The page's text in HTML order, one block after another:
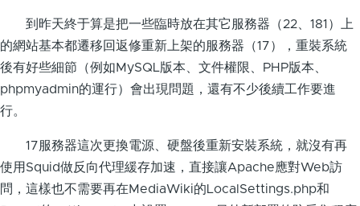
到昨天終于算是把一些臨時放在其它服務器（22、181）上
的網站基本都遷移回返修重新上架的服務器（17），重裝系統
後有好些細節（例如MySQL版本、文件權限、PHP版本、
phpmyadmin的運行）會出現問題，還有不少後續工作要進
行。
17服務器這次更換電源、硬盤後重新安裝系統，就沒有再
使用Squid做反向代理緩存加速，直接讓Apache應對Web訪
問，這樣也不需要再在MediaWiki的LocalSettings.php和